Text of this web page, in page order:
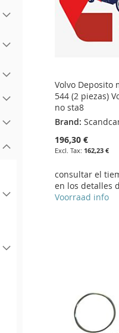
Volvo Deposito
544 (2 piezas)
no sta8
Brand:
196,30 €
162,23 €
consultar el
en los detalles
Voorraad info